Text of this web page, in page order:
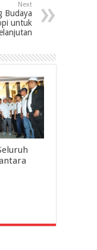
Next
Budaya
untuk